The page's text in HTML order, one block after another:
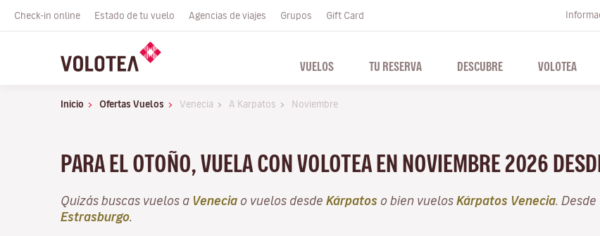
Check-in online Estado de tu vuelo Agencias de viajes Grupos Gift Card
VUELOS TU RESERVA DESCUBRE VOLOTEA
Inicio Ofertas Vuelos Venecia A Karpatos Noviembre
PARA EL OTOÑO, VUELA CON VOLOTEA EN NOVIEMBRE 2026
Quizás buscas vuelos a Venecia o vuelos desde Kárpatos o bien vuelos Kárpatos Venecia .
Estrasburgo